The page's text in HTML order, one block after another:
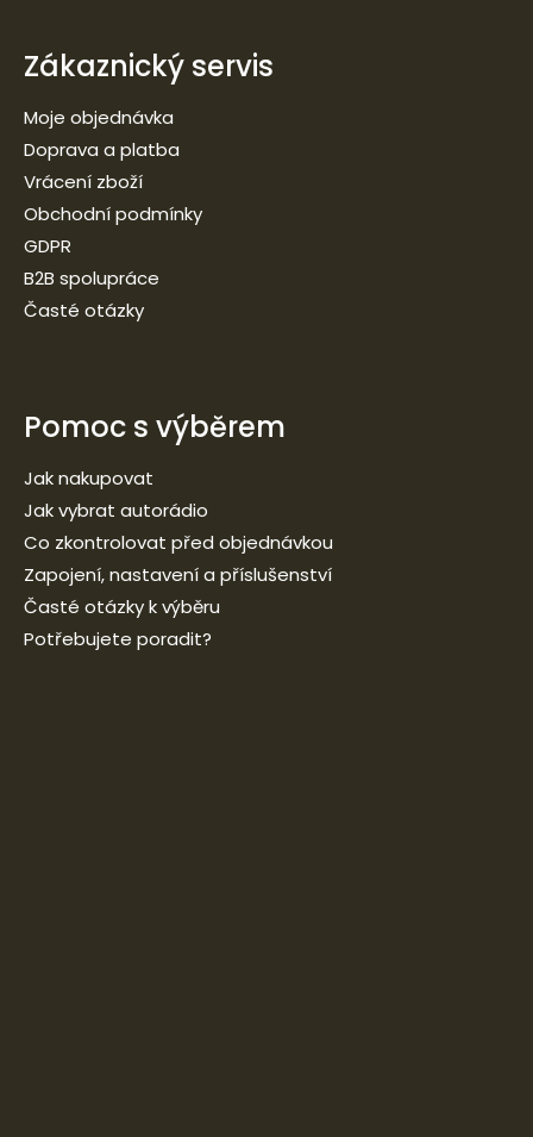
Zákaznický servis
Moje objednávka
Doprava a platba
Vrácení zboží
Obchodní podmínky
GDPR
B2B spolupráce
Časté otázky
Pomoc s výběrem
Jak nakupovat
Jak vybrat autorádio
Co zkontrolovat před objednávkou
Zapojení, nastavení a příslušenství
Časté otázky k výběru
Potřebujete poradit?